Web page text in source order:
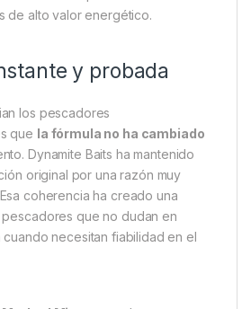
precisos en distancias
eficaz en la pesca de
de maravilla con otras
tenca, la dorada, el barboy el
en embalses como en ríos,
y su perfil atractivo son
especialmente en losmeses
actividad del pez se incrementa
de alto valor energético.